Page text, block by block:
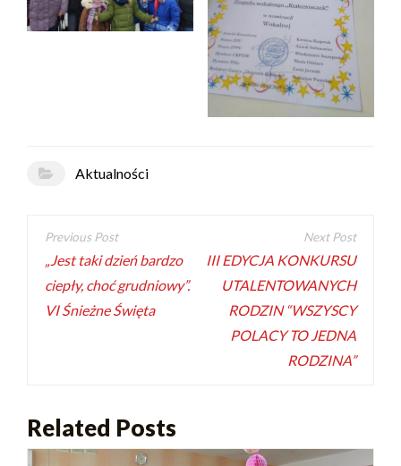
Aktualności
„Jest taki dzień bardzo
ciepły, choć grudniowy”.
VI Śnieżne Święta
III EDYCJA KONKURSU
UTALENTOWANYCH
RODZIN “WSZYSCY
POLACY TO JEDNA
RODZINA”
Related Posts